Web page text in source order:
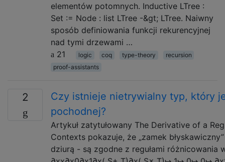
elementów potomnych. Inductive LTree :
Set := Node : list LTree -&gt; LTree. Naiwny
sposób definiowania funkcji rekurencyjnej
nad tymi drzewami …
21
logic coq type-theory
recursion
proof-assistants
2
Czy istnieje nietrywialny typ, który
pochodnej?
Artykuł zatytułowany The Derivative of a
Contexts pokazuje, że „zamek
dziurą - są zgodne z regułami różnicowania